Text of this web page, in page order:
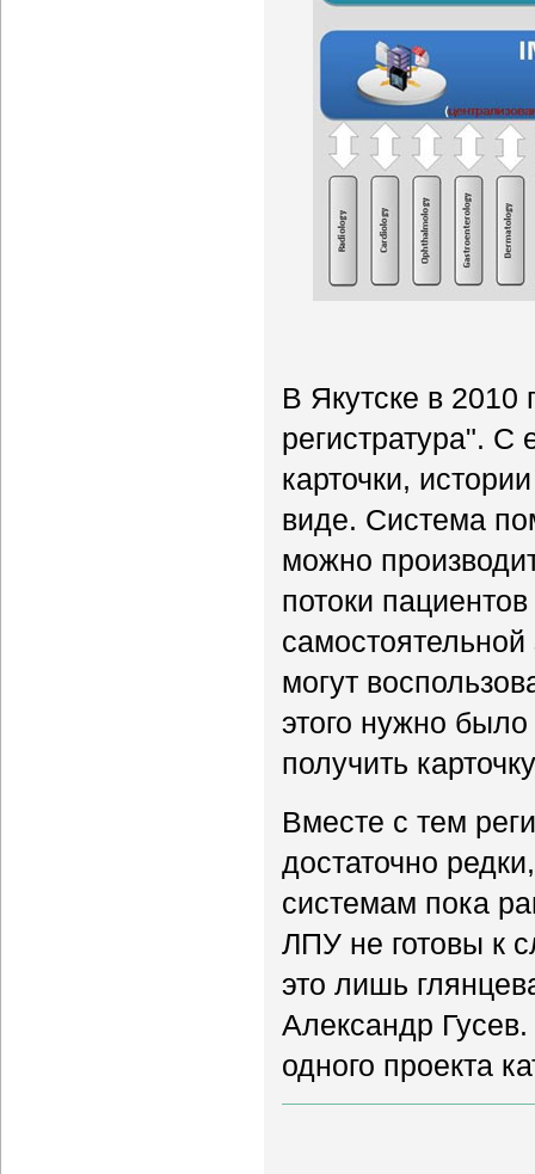
В Якутске в 2010
регистратура".
карточки,
виде. Система
можно
потоки
могут
этого нужно было
получить
Вместе с тем
достаточно
системам пока
ЛПУ не готовы к
это лишь
Александр
одного проекта